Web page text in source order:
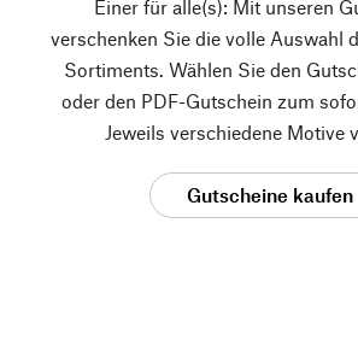
Einer für alle(s): Mit unseren
verschenken Sie die volle Auswahl
Sortiments. Wählen Sie den
oder den PDF-Gutschein zum
Jeweils verschiedene Motive
Gutscheine kaufen